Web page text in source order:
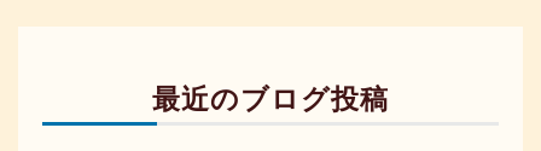
最近のブログ投稿